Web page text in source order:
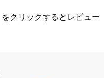
クリックするとレビュー